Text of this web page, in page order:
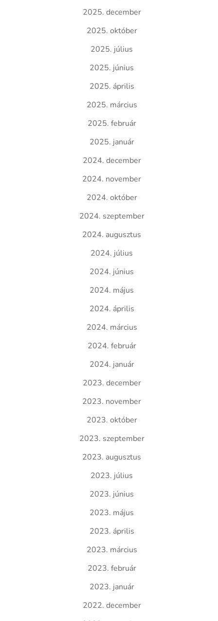
2025. december
2025. október
2025. július
2025. június
2025. április
2025. március
2025. február
2025. január
2024. december
2024. november
2024. október
2024. szeptember
2024. augusztus
2024. július
2024. június
2024. május
2024. április
2024. március
2024. február
2024. január
2023. december
2023. november
2023. október
2023. szeptember
2023. augusztus
2023. július
2023. június
2023. május
2023. április
2023. március
2023. február
2023. január
2022. december